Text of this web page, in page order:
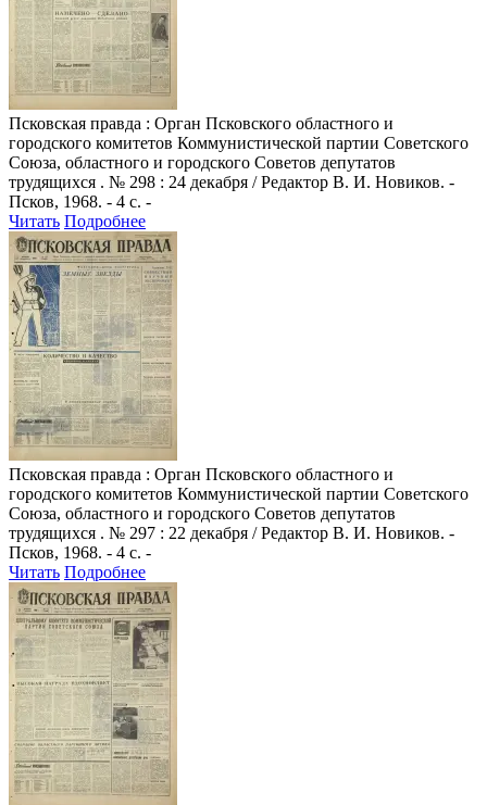
Псковская правда : Орган Псковского областного и
городского комитетов Коммунистической партии Советского
Союза, областного и городского Советов депутатов
трудящихся . № 298 : 24 декабря / Редактор В. И. Новиков. -
Псков, 1968. - 4 с. -
Читать Подробнее
Псковская правда : Орган Псковского областного и
городского комитетов Коммунистической партии Советского
Союза, областного и городского Советов депутатов
трудящихся . № 297 : 22 декабря / Редактор В. И. Новиков. -
Псков, 1968. - 4 с. -
Читать Подробнее